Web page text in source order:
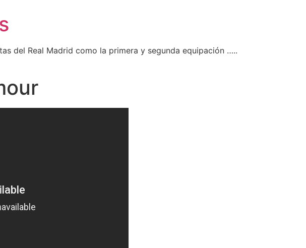
del Real Madrid como la primera y segunda equipación …..